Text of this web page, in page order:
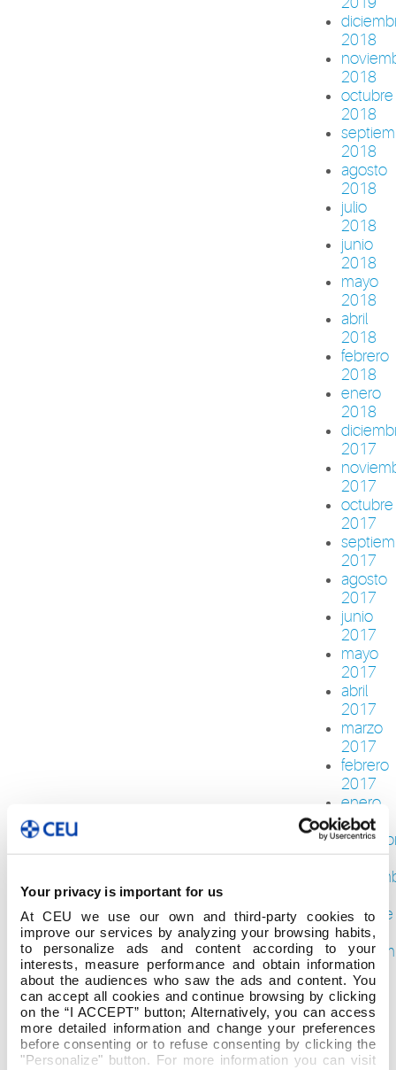
Your privacy is important for us
At CEU we use our own and third-party cookies to
improve our services by analyzing your browsing habits,
to personalize ads and content according to your
interests, measure performance and obtain information
about the audiences who saw the ads and content. You
can accept all cookies and continue browsing by clicking
on the “I ACCEPT” button; Alternatively, you can access
more detailed information and change your preferences
before consenting or to refuse consenting by clicking the
"Personalize" button. For more information you can visit
2018
2018
octubre
2018
2018
agosto
2018
julio
2018
junio
2018
mayo
2018
abril
2018
febrero
2018
enero
2018
2017
2017
octubre
2017
2017
agosto
2017
junio
2017
mayo
2017
abril
2017
marzo
2017
febrero
2017
enero
2017
2016
octubre
2016
2016
agosto
2016
junio
2016
mayo